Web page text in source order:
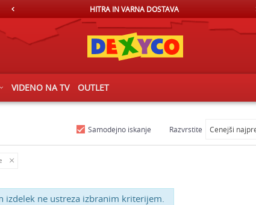
HITRA IN VARNA DOSTAVA
VIDENO NA TV OUTLET
Samodejno iskanje Razvrstite
izdelek ne ustreza izbranim kriterijem.